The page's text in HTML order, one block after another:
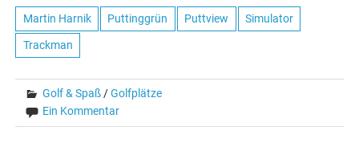
Martin Harnik Puttinggrün Puttview Simulator
Trackman
Golf & Spaß/Golfplätze
Ein Kommentar